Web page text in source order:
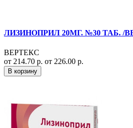
ЛИЗИНОПРИЛ 20МГ. №30 ТАБ. /
ВЕРТЕКС
от 214.70 р. от 226.00 р.
В корзину